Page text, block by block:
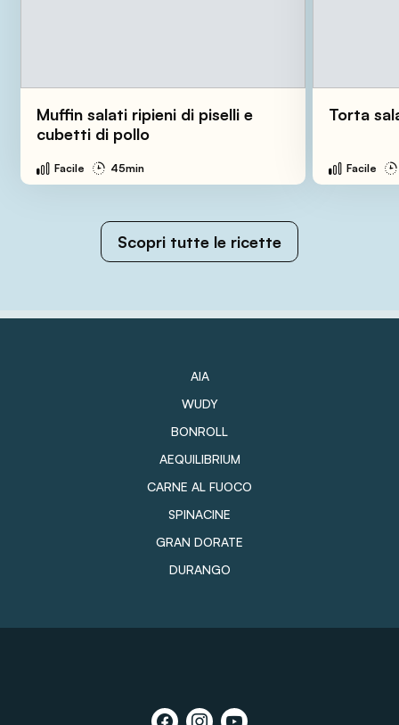
Muffin salati ripieni di piselli e
cubetti di pollo
Facile 45min
Torta
Facile
Scopri tutte le ricette
AIA
WUDY
BONROLL
AEQUILIBRIUM
CARNE AL FUOCO
SPINACINE
GRAN DORATE
DURANGO